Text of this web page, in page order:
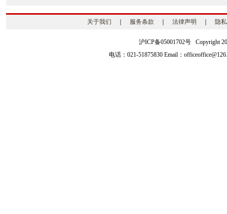
关于我们 服务条款 法律声明 隐
沪ICP备05001702号 Copyright
电话：021-51875830 Email：